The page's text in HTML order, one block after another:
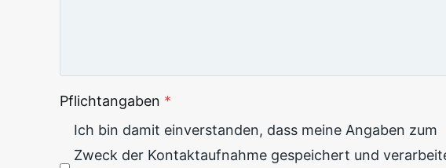
Pflichtangaben *
Ich bin damit einverstanden, dass meine Angaben zum
Zweck der Kontaktaufnahme gespeichert und